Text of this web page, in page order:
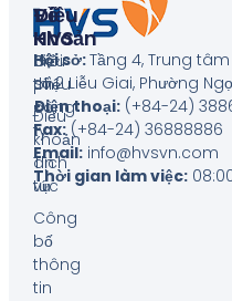
Hội sở:Tầng 4, Trung
số 2 Liễu Giai, Phường
Điện thoại:(+84-24)
Fax:(+84-24) 36888886
Email:info@hvsvn.com
Thời gian làm việc:
Về
HVS
Giới
thiệu
công
ty
Tin
tức
Công
bố
thông
tin
Điều
Khoản
Biểu
phí
Điều
khoản
dịch
vụ